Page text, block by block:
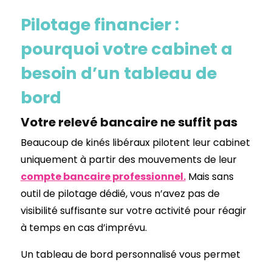
Pilotage financier :
pourquoi votre cabinet a
besoin d’un tableau de
bord
Votre relevé bancaire ne suffit pas
Beaucoup de kinés libéraux pilotent leur cabinet
uniquement à partir des mouvements de leur
compte bancaire professionnel.Mais sans
outil de pilotage dédié, vous n’avez pas de
visibilité suffisante sur votre activité pour réagir
à temps en cas d’imprévu.
Un tableau de bord personnalisé vous permet